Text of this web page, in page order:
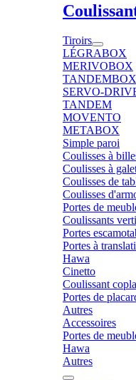
Tiroirs
LÉGRABOX
MERIVOBOX
TANDEMBOX
SERVO-
TANDEM
MOVENTO
METABOX
Simple paroi
Coulisses à
Coulisses à
Coulisses de
Coulisses
Portes de
Coulissants
Portes
Portes à
Hawa
Cinetto
Coulissant
Portes de
Autres
Accessoires
Portes de
Hawa
Autres